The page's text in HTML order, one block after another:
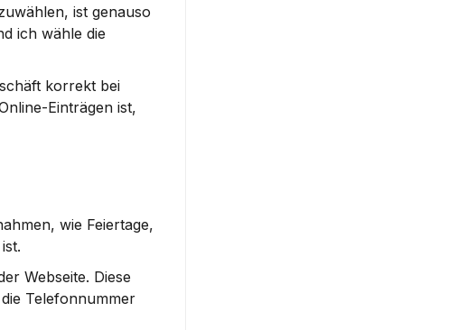
ist genauso
ich wähle die
korrekt bei
Einträgen ist,
wie Feiertage,
Webseite. Diese
Telefonnummer